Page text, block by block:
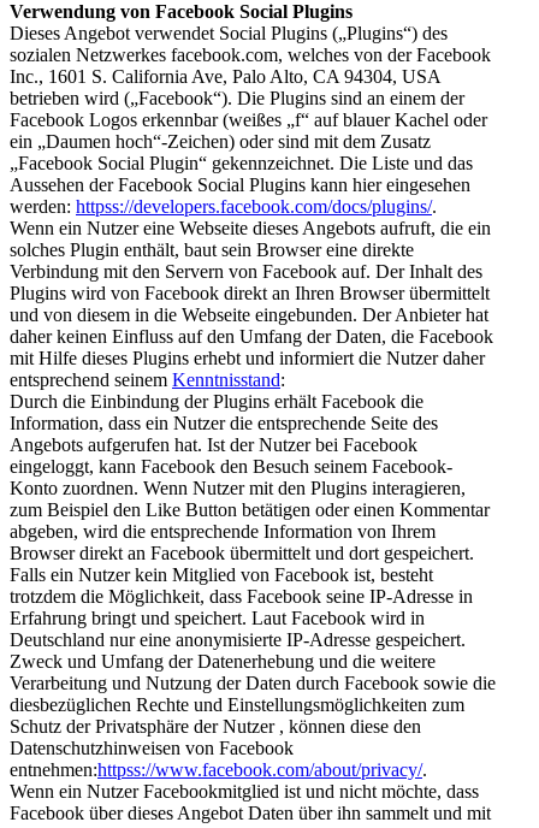
Verwendung von Facebook Social Plugins
Dieses Angebot verwendet Social Plugins („Plugins“) des
sozialen Netzwerkes facebook.com, welches von der Facebook
Inc., 1601 S. California Ave, Palo Alto, CA 94304, USA
betrieben wird („Facebook“). Die Plugins sind an einem der
Facebook Logos erkennbar (weißes „f“ auf blauer Kachel oder
ein „Daumen hoch“-Zeichen) oder sind mit dem Zusatz
„Facebook Social Plugin“ gekennzeichnet. Die Liste und das
Aussehen der Facebook Social Plugins kann hier eingesehen
werden: httpss://developers.facebook.com/docs/plugins/.
Wenn ein Nutzer eine Webseite dieses Angebots aufruft, die ein
solches Plugin enthält, baut sein Browser eine direkte
Verbindung mit den Servern von Facebook auf. Der Inhalt des
Plugins wird von Facebook direkt an Ihren Browser übermittelt
und von diesem in die Webseite eingebunden. Der Anbieter hat
daher keinen Einfluss auf den Umfang der Daten, die Facebook
mit Hilfe dieses Plugins erhebt und informiert die Nutzer daher
entsprechend seinem Kenntnisstand:
Durch die Einbindung der Plugins erhält Facebook die
Information, dass ein Nutzer die entsprechende Seite des
Angebots aufgerufen hat. Ist der Nutzer bei Facebook
eingeloggt, kann Facebook den Besuch seinem Facebook-
Konto zuordnen. Wenn Nutzer mit den Plugins interagieren,
zum Beispiel den Like Button betätigen oder einen Kommentar
abgeben, wird die entsprechende Information von Ihrem
Browser direkt an Facebook übermittelt und dort gespeichert.
Falls ein Nutzer kein Mitglied von Facebook ist, besteht
trotzdem die Möglichkeit, dass Facebook seine IP-Adresse in
Erfahrung bringt und speichert. Laut Facebook wird in
Deutschland nur eine anonymisierte IP-Adresse gespeichert.
Zweck und Umfang der Datenerhebung und die weitere
Verarbeitung und Nutzung der Daten durch Facebook sowie die
diesbezüglichen Rechte und Einstellungsmöglichkeiten zum
Schutz der Privatsphäre der Nutzer , können diese den
Datenschutzhinweisen von Facebook
entnehmen:httpss://www.facebook.com/about/privacy/.
Wenn ein Nutzer Facebookmitglied ist und nicht möchte, dass
Facebook über dieses Angebot Daten über ihn sammelt und mit